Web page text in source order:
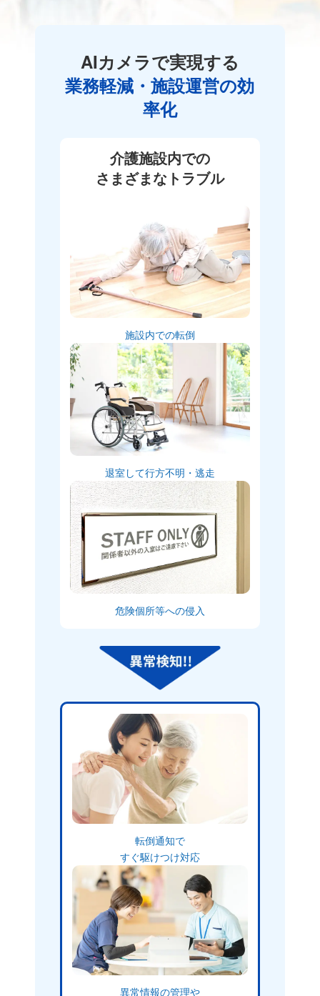
AIカメラで実現する
業務軽減・施設運営の効
率化
介護施設内での
さまざまなトラブル
施設内での転倒
退室して行方不明・逃走
危険個所等への侵入
転倒通知で
すぐ駆けつけ対応
異常情報の管理や